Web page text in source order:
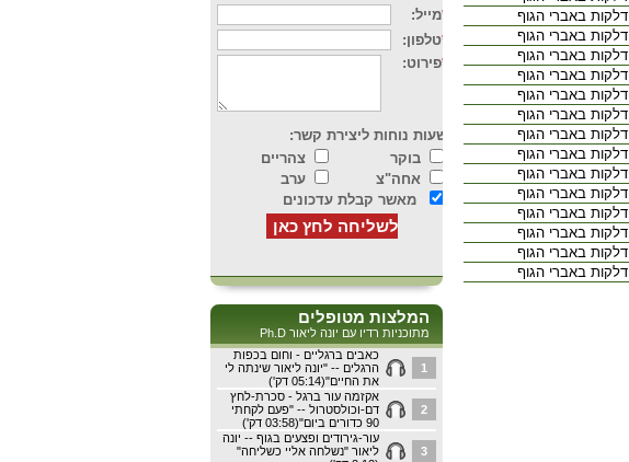
המלצות מטופלים
מתוכניות רדיו עם יונה ליאור Ph.D
כאבים ברגליים - וחום בכפות
הרגלים -- "יונה ליאור שינתה לי
את החיים"(05:14 דק')
1
אקזמה עור ברגל - סכרת-לחץ
דם-וכולסטרול -- "פעם לקחתי
90 כדורים ביום"(03:58 דק')
2
עור-גירודים ופצעים בגוף -- יונה
ליאור "נשלחה אליי כשליחה"
3
דלקות באברי הגוף
דלקות באברי הגוף
דלקות באברי הגוף
דלקות באברי הגוף
דלקות באברי הגוף
דלקות באברי הגוף
דלקות באברי הגוף
דלקות באברי הגוף
דלקות באברי הגוף
דלקות באברי הגוף
דלקות באברי הגוף
דלקות באברי הגוף
דלקות באברי הגוף
דלקות באברי הגוף